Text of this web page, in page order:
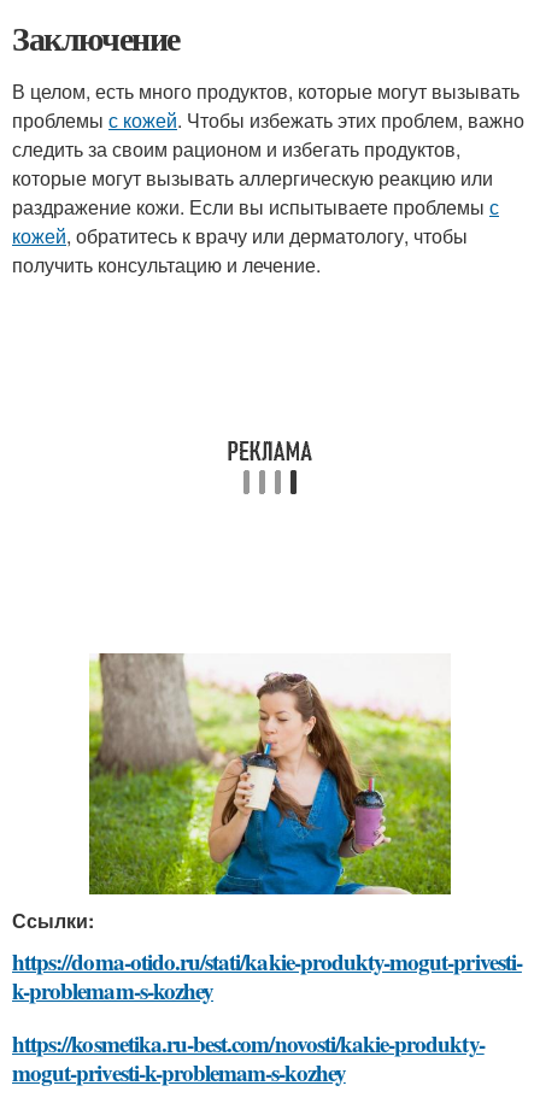
Заключение
В целом, есть много продуктов, которые могут вызывать
проблемы с кожей. Чтобы избежать этих проблем, важно
следить за своим рационом и избегать продуктов,
которые могут вызывать аллергическую реакцию или
раздражение кожи. Если вы испытываете проблемы с
кожей, обратитесь к врачу или дерматологу, чтобы
получить консультацию и лечение.
Ссылки:
https://doma-otido.ru/stati/kakie-produkty-mogut-privesti-
k-problemam-s-kozhey
https://kosmetika.ru-best.com/novosti/kakie-produkty-
mogut-privesti-k-problemam-s-kozhey